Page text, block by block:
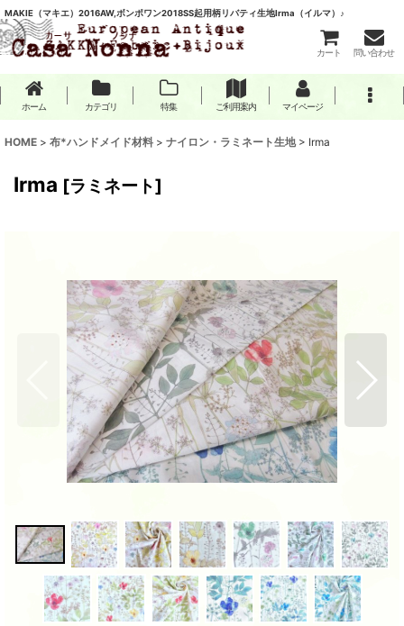
MAKIE（マキエ）2016AW,ボンポワン2018SS起用柄リバティ生地Irma（イルマ）♪
カート 問い合わせ
ホーム カテゴリ 特集 ご利用案内 マイページ
HOME > 布*ハンドメイド材料 > ナイロン・ラミネート生地 > Irma
Irma [ラミネート]